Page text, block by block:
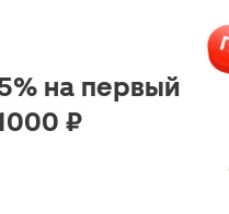
на первый
₽